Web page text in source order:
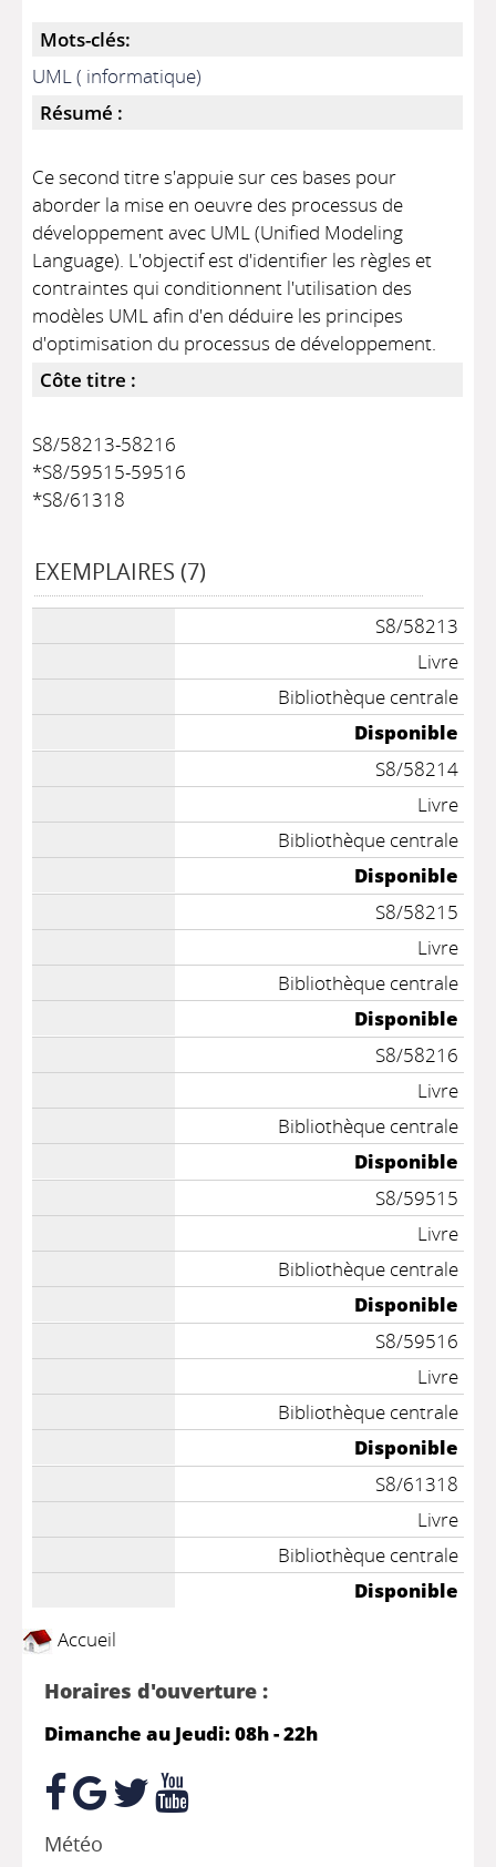
Mots-clés:
UML ( informatique)
Résumé :
Ce second titre s'appuie sur ces bases pour
aborder la mise en oeuvre des processus de
développement avec UML (Unified Modeling
Language). L'objectif est d'identifier les règles et
contraintes qui conditionnent l'utilisation des
modèles UML afin d'en déduire les principes
d'optimisation du processus de développement.
Côte titre :
S8/58213-58216
*S8/59515-59516
*S8/61318
EXEMPLAIRES (7)
S8/58213
Livre
Bibliothèque centrale
Disponible
S8/58214
Livre
Bibliothèque centrale
Disponible
S8/58215
Livre
Bibliothèque centrale
Disponible
S8/58216
Livre
Bibliothèque centrale
Disponible
S8/59515
Livre
Bibliothèque centrale
Disponible
S8/59516
Livre
Bibliothèque centrale
Disponible
S8/61318
Livre
Bibliothèque centrale
Disponible
Accueil
Horaires d'ouverture :
Dimanche au Jeudi: 08h - 22h
Météo